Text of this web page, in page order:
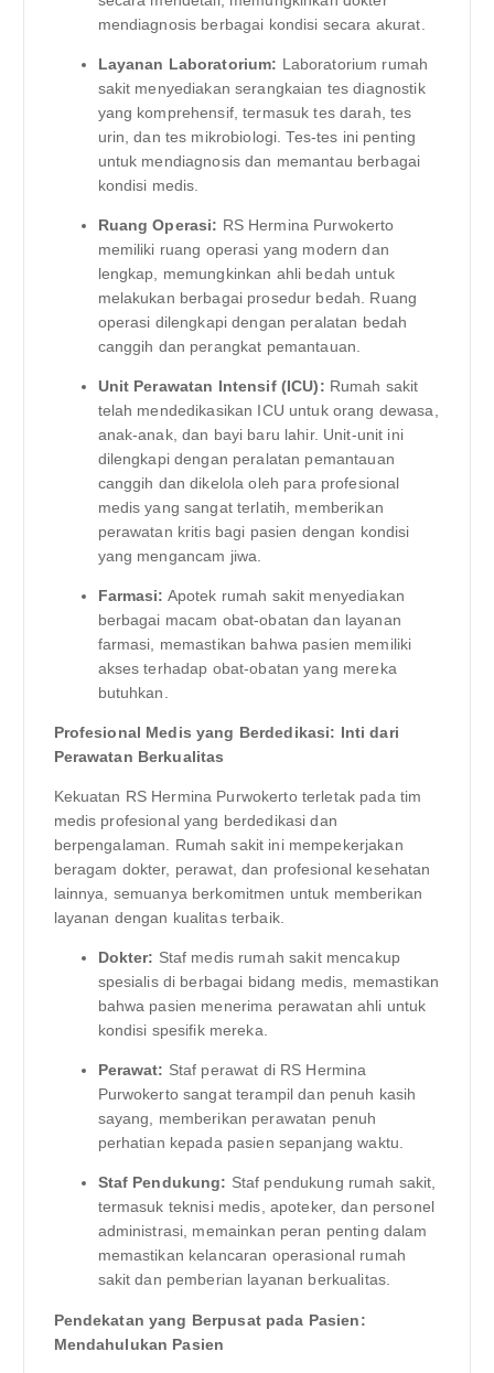
mendiagnosis berbagai kondisi secara akurat.
Layanan Laboratorium: Laboratorium rumah
sakit menyediakan serangkaian tes diagnostik
yang komprehensif, termasuk tes darah, tes
urin, dan tes mikrobiologi. Tes-tes ini penting
untuk mendiagnosis dan memantau berbagai
kondisi medis.
Ruang Operasi: RS Hermina Purwokerto
memiliki ruang operasi yang modern dan
lengkap, memungkinkan ahli bedah untuk
melakukan berbagai prosedur bedah. Ruang
operasi dilengkapi dengan peralatan bedah
canggih dan perangkat pemantauan.
Unit Perawatan Intensif (ICU): Rumah sakit
telah mendedikasikan ICU untuk orang dewasa,
anak-anak, dan bayi baru lahir. Unit-unit ini
dilengkapi dengan peralatan pemantauan
canggih dan dikelola oleh para profesional
medis yang sangat terlatih, memberikan
perawatan kritis bagi pasien dengan kondisi
yang mengancam jiwa.
Farmasi: Apotek rumah sakit menyediakan
berbagai macam obat-obatan dan layanan
farmasi, memastikan bahwa pasien memiliki
akses terhadap obat-obatan yang mereka
butuhkan.
Profesional Medis yang Berdedikasi: Inti dari
Perawatan Berkualitas
Kekuatan RS Hermina Purwokerto terletak pada tim
medis profesional yang berdedikasi dan
berpengalaman. Rumah sakit ini mempekerjakan
beragam dokter, perawat, dan profesional kesehatan
lainnya, semuanya berkomitmen untuk memberikan
layanan dengan kualitas terbaik.
Dokter: Staf medis rumah sakit mencakup
spesialis di berbagai bidang medis, memastikan
bahwa pasien menerima perawatan ahli untuk
kondisi spesifik mereka.
Perawat: Staf perawat di RS Hermina
Purwokerto sangat terampil dan penuh kasih
sayang, memberikan perawatan penuh
perhatian kepada pasien sepanjang waktu.
Staf Pendukung: Staf pendukung rumah sakit,
termasuk teknisi medis, apoteker, dan personel
administrasi, memainkan peran penting dalam
memastikan kelancaran operasional rumah
sakit dan pemberian layanan berkualitas.
Pendekatan yang Berpusat pada Pasien:
Mendahulukan Pasien